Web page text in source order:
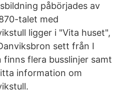
påbörjades av
talet med
ligger i "Vita huset",
sett från I
flera busslinjer samt
information om